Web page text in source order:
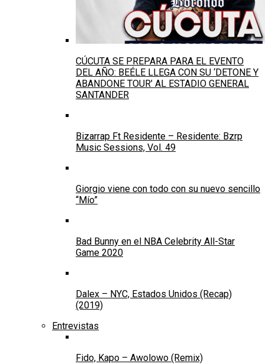
CÚCUTA SE PREPARA PARA EL EVENTO
DEL AÑO: BEÉLE LLEGA CON SU ‘DETONE Y
ABANDONE TOUR’ AL ESTADIO GENERAL
SANTANDER
Bizarrap Ft Residente – Residente: Bzrp
Music Sessions, Vol. 49
Giorgio viene con todo con su nuevo sencillo
“Mío”
Bad Bunny en el NBA Celebrity All-Star
Game 2020
Dalex – NYC, Estados Unidos (Recap)
(2019)
Entrevistas
Fido, Kapo – Awolowo (Remix)